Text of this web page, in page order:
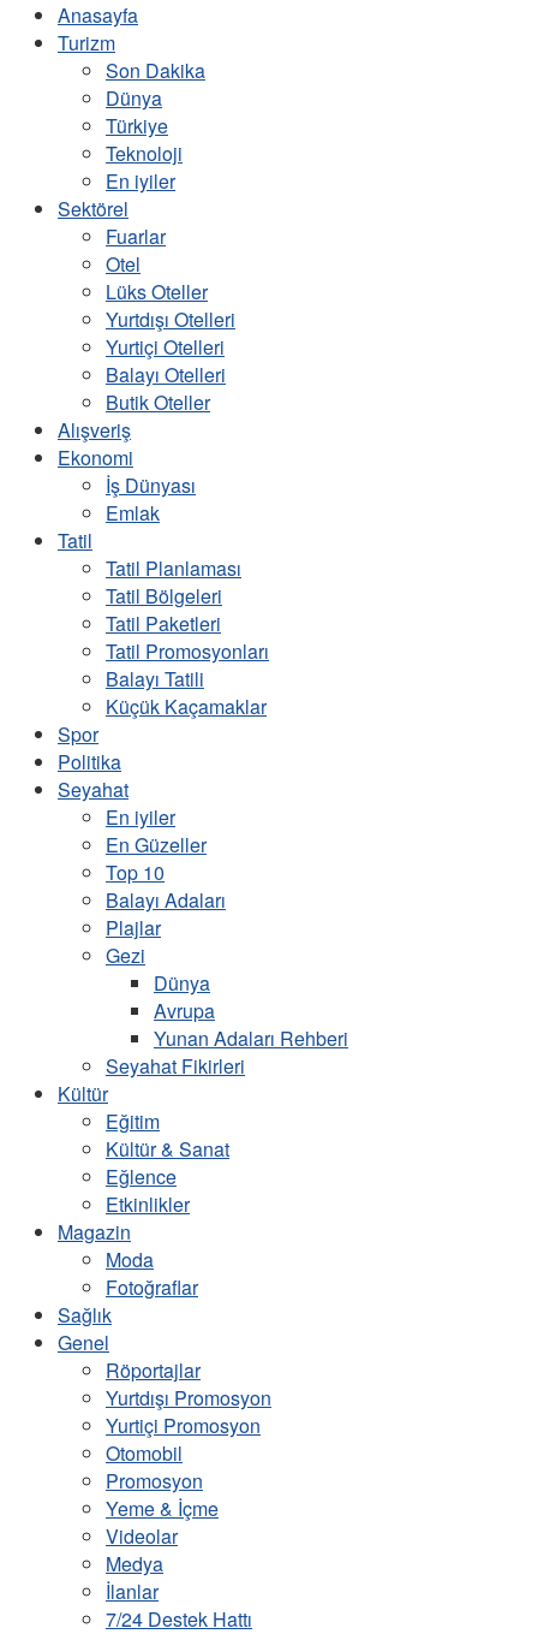
Anasayfa
Turizm
Son Dakika
Dünya
Türkiye
Teknoloji
En iyiler
Sektörel
Fuarlar
Otel
Lüks Oteller
Yurtdışı Otelleri
Yurtiçi Otelleri
Balayı Otelleri
Butik Oteller
Alışveriş
Ekonomi
İş Dünyası
Emlak
Tatil
Tatil Planlaması
Tatil Bölgeleri
Tatil Paketleri
Tatil Promosyonları
Balayı Tatili
Küçük Kaçamaklar
Spor
Politika
Seyahat
En iyiler
En Güzeller
Top 10
Balayı Adaları
Plajlar
Gezi
Dünya
Avrupa
Yunan Adaları Rehberi
Seyahat Fikirleri
Kültür
Eğitim
Kültür & Sanat
Eğlence
Etkinlikler
Magazin
Moda
Fotoğraflar
Sağlık
Genel
Röportajlar
Yurtdışı Promosyon
Yurtiçi Promosyon
Otomobil
Promosyon
Yeme & İçme
Videolar
Medya
İlanlar
7/24 Destek Hattı